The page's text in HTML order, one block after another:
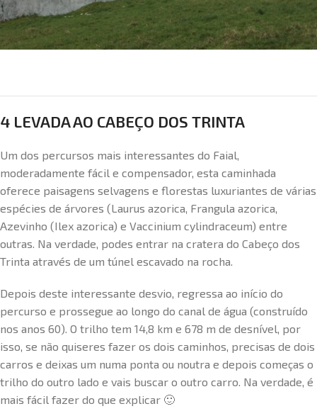
4 LEVADA AO CABEÇO DOS TRINTA
Um dos percursos mais interessantes do Faial,
moderadamente fácil e compensador, esta caminhada
oferece paisagens selvagens e florestas luxuriantes de várias
espécies de árvores (Laurus azorica, Frangula azorica,
Azevinho (Ilex azorica) e Vaccinium cylindraceum) entre
outras. Na verdade, podes entrar na cratera do Cabeço dos
Trinta através de um túnel escavado na rocha.
Depois deste interessante desvio, regressa ao início do
percurso e prossegue ao longo do canal de água (construído
nos anos 60). O trilho tem 14,8 km e 678 m de desnível, por
isso, se não quiseres fazer os dois caminhos, precisas de dois
carros e deixas um numa ponta ou noutra e depois começas o
trilho do outro lado e vais buscar o outro carro. Na verdade, é
mais fácil fazer do que explicar 🙂